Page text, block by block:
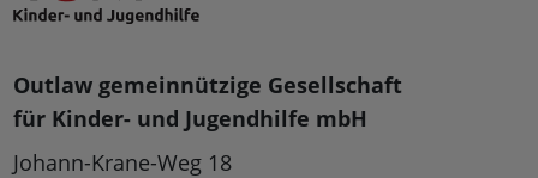
Outlaw gemeinnützige Gesellschaft
für Kinder- und Jugendhilfe mbH
Johann-Krane-Weg 18